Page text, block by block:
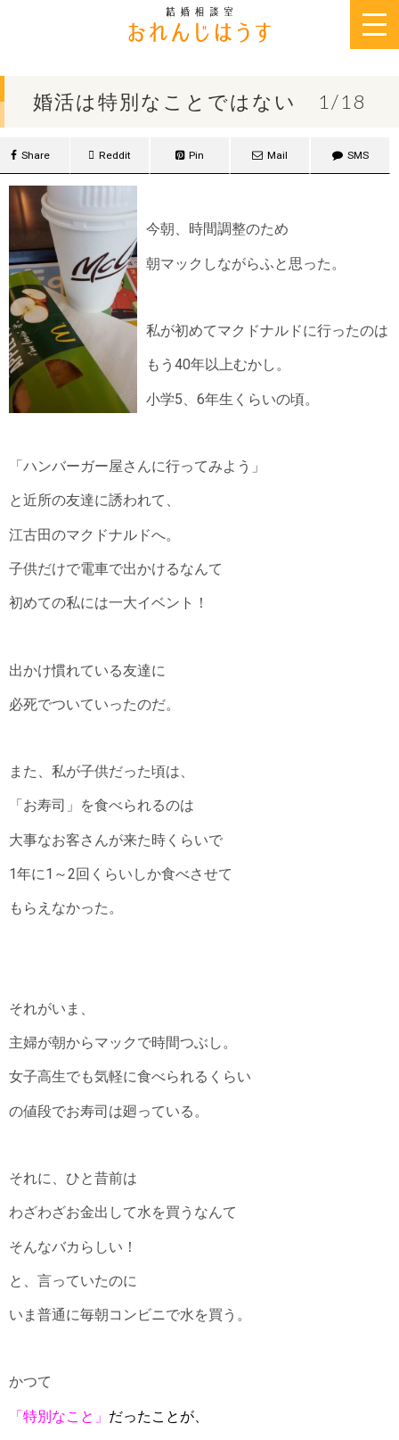
婚活は特別なことではない 1/18
Share Reddit Pin Mail SMS
今朝、時間調整のため
朝マックしながらふと思った。
私が初めてマクドナルドに行ったのは
もう40年以上むかし。
小学5、6年生くらいの頃。
「ハンバーガー屋さんに行ってみよう」
と近所の友達に誘われて、
江古田のマクドナルドへ。
子供だけで電車で出かけるなんて
初めての私には一大イベント！
出かけ慣れている友達に
必死でついていったのだ。
また、私が子供だった頃は、
「お寿司」を食べられるのは
大事なお客さんが来た時くらいで
1年に1～2回くらいしか食べさせて
もらえなかった。
それがいま、
主婦が朝からマックで時間つぶし。
女子高生でも気軽に食べられるくらい
の値段でお寿司は廻っている。
それに、ひと昔前は
わざわざお金出して水を買うなんて
そんなバカらしい！
と、言っていたのに
いま普通に毎朝コンビニで水を買う。
かつて
「特別なこと」 だったことが、